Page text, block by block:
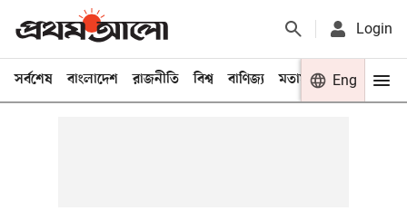
Login
সর্বশেষ বাংলাদেশ রাজনীতি বিশ্ব বাণিজ্য মতামত খেলা
Eng